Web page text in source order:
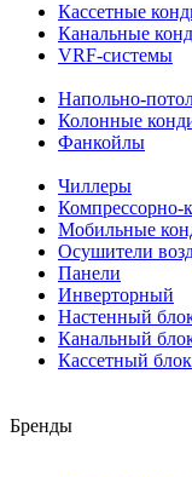
Кассетные
Канальные
VRF-системы
Напольно-
Колонные
Фанкойлы
Чиллеры
Компрессорно-
Мобильные
Осушители
Панели
Инверторный
Настенный
Канальный
Кассетный блок
Бренды